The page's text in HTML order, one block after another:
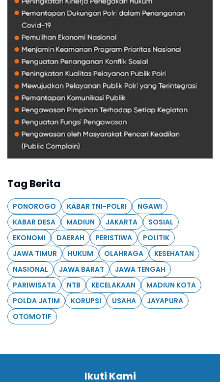
Tag Berita
PONOROGO KABAR TNI-POLRI
NGAWI
KABAR DESA
MADIUN JAKARTA
SOSIAL
EKONOMI
DAERAH PERISTIWA
POLITIK
JAWA TIMUR
HUKUM OLAHRAGA
KESEHATAN
NASIONAL
JAWA BARAT
JAWA TENGAH
PARIWISATA
NTB KECELAKAAN
MADIUN KOTA
POLDA JATIM
KORUPSI USAHA
JAYAPURA
OTOMOTIF
Ikuti Kami